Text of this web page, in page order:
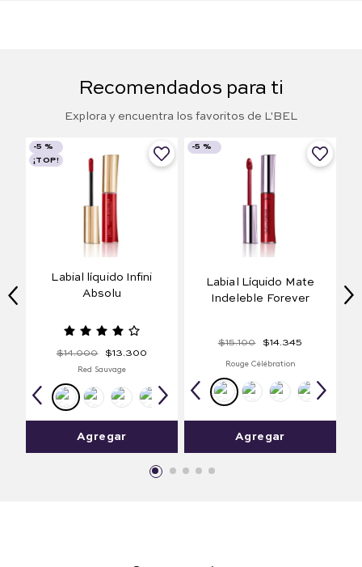
Recomendados para ti
Explora y encuentra los favoritos de L'BEL
-5 %
¡TOP!
Labial líquido Infini
Absolu
$14.000 $13.300
Red Sauvage
Agregar
-5 %
Labial Líquido Mate
Indeleble Forever
$15.100 $14.345
Rouge Célébration
Agregar